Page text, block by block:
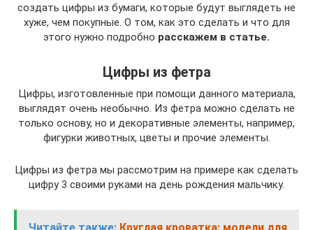
создать цифры из бумаги, которые будут выглядеть не
хуже, чем покупные. О том, как это сделать и что для
этого нужно подробно расскажем в статье.
Цифры из фетра
Цифры, изготовленные при помощи данного материала,
выглядят очень необычно. Из фетра можно сделать не
только основу, но и декоративные элементы, например,
фигурки животных, цветы и прочие элементы.
Цифры из фетра мы рассмотрим на примере как сделать
цифру 3 своими руками на день рождения мальчику.